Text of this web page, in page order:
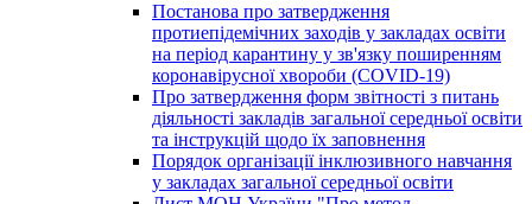
Постанова про затвердження
протиепідемічних заходів у закладах освіти
на період карантину у зв'язку поширенням
коронавірусної хвороби (COVID-19)
Про затвердження форм звітності з питань
діяльності закладів загальної середньої освіти
та інструкцій щодо їх заповнення
Порядок організації інклюзивного навчання
у закладах загальної середньої освіти